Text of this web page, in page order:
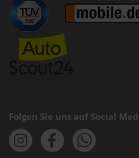
Folgen Sie uns auf Social